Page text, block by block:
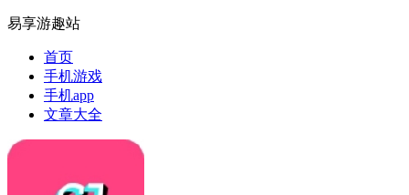
易享游趣站
首页
手机游戏
手机app
文章大全